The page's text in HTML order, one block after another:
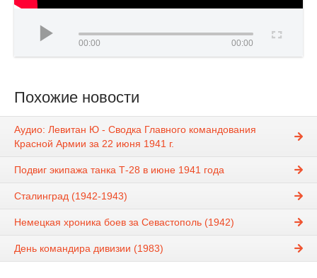
00:00 00:00
Похожие новости
Аудио: Левитан Ю - Сводка Главного командования
Красной Армии за 22 июня 1941 г.
Подвиг экипажа танка Т-28 в июне 1941 года
Сталинград (1942-1943)
Немецкая хроника боев за Севастополь (1942)
День командира дивизии (1983)